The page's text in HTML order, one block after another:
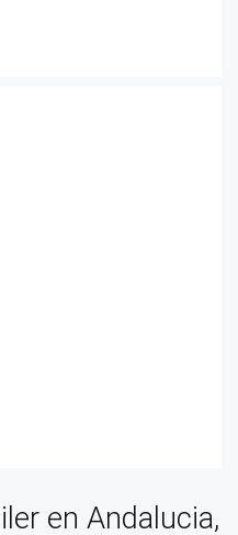
en Andalucia,